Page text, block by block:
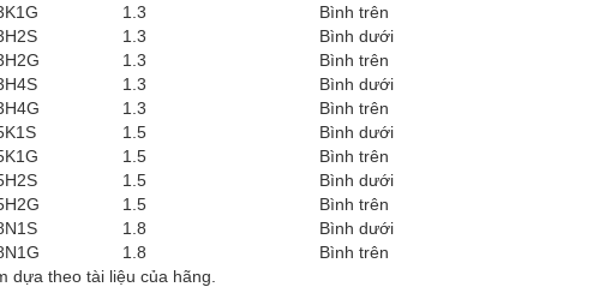
1.3
Bình trên
1.3
Bình dưới
1.3
Bình trên
1.3
Bình dưới
1.3
Bình trên
1.5
Bình dưới
1.5
Bình trên
1.5
Bình dưới
1.5
Bình trên
1.8
Bình dưới
1.8
Bình trên
dựa theo tài liệu của hãng.